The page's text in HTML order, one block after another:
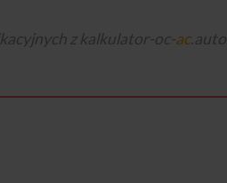
z kalkulator-oc- ac